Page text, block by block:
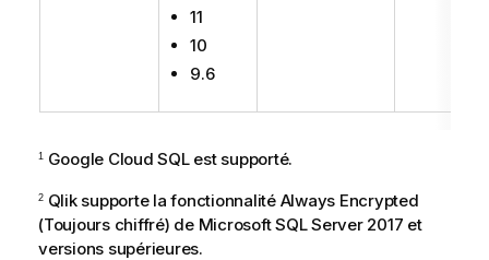
11
10
9.6
1Google Cloud SQL est supporté.
2 Qliksupporte la fonctionnalité Always Encrypted
(Toujours chiffré) de Microsoft SQL Server 2017 et
versions supérieures.